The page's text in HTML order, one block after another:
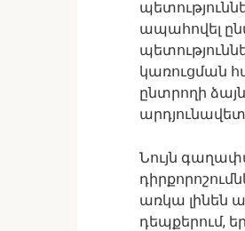
ապահովել
կառուցման
ընտրողի
Նույն
առկա լինեն
դեպքերում,